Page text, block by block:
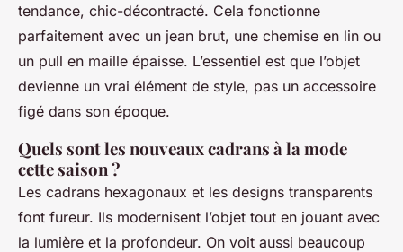
tendance, chic-décontracté. Cela fonctionne
parfaitement avec un jean brut, une chemise en lin ou
un pull en maille épaisse. L’essentiel est que l’objet
devienne un vrai élément de style, pas un accessoire
figé dans son époque.
Quels sont les nouveaux cadrans à la mode
cette saison ?
Les cadrans hexagonaux et les designs transparents
font fureur. Ils modernisent l’objet tout en jouant avec
la lumière et la profondeur. On voit aussi beaucoup